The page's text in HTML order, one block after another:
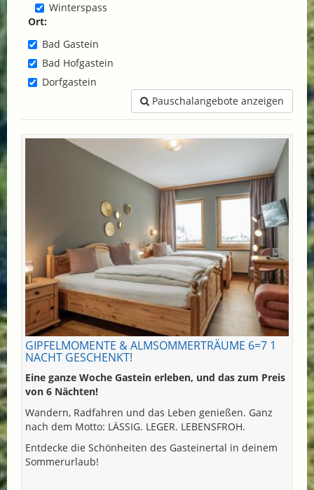
Winterspass
Ort:
Bad Gastein
Bad Hofgastein
Dorfgastein
Pauschalangebote anzeigen
GIPFELMOMENTE & ALMSOMMERTRÄUME 6=7 1
NACHT GESCHENKT!
Eine ganze Woche Gastein erleben, und das zum Preis
von 6 Nächten!
Wandern, Radfahren und das Leben genießen. Ganz
nach dem Motto: LÄSSIG. LEGER. LEBENSFROH.
Entdecke die Schönheiten des Gasteinertal in deinem
Sommerurlaub!